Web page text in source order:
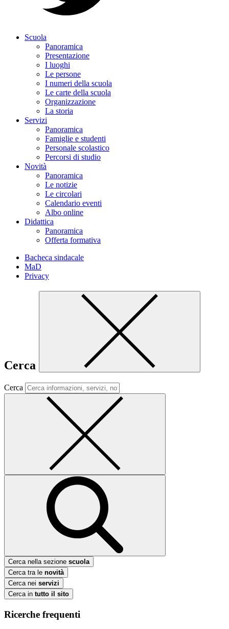
Scuola
Panoramica
Presentazione
I luoghi
Le persone
I numeri della scuola
Le carte della scuola
Organizzazione
La storia
Servizi
Panoramica
Famiglie e studenti
Personale scolastico
Percorsi di studio
Novità
Panoramica
Le notizie
Le circolari
Calendario eventi
Albo online
Didattica
Panoramica
Offerta formativa
Bacheca sindacale
MaD
Privacy
Cerca
Cerca
Cerca nella sezione scuola
Cerca tra le novità
Cerca nei servizi
Cerca in tutto il sito
Ricerche frequenti